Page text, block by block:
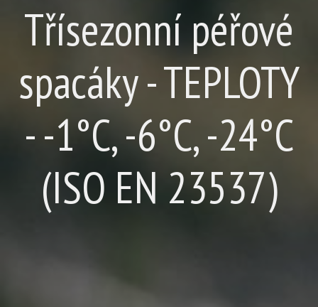
Třísezonní péřové
spacáky - TEPLOTY
- -1°C, -6°C, -24°C
(ISO EN 23537)